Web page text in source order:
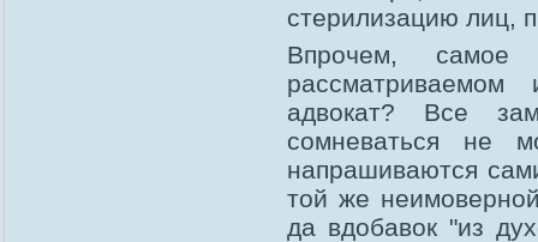
стерилизацию лиц,
Впрочем,
адвокат? Все
сомневаться не
напрашиваются
той же
да вдобавок "из